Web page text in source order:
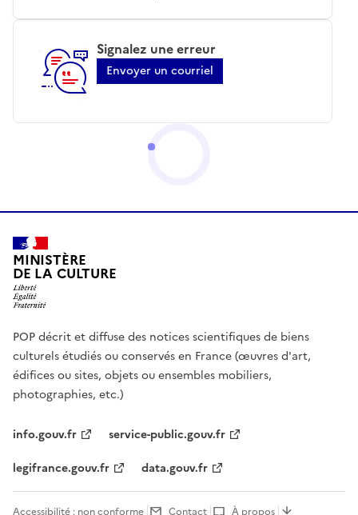
Signalez une erreur
Envoyer un courriel
MINISTÈRE
DE LA CULTURE
POP décrit et diffuse des notices scientifiques de biens
culturels étudiés ou conservés en France (œuvres d'art,
édifices ou sites, objets ou ensembles mobiliers,
photographies, etc.)
info.gouv.fr
service-public.gouv.fr
legifrance.gouv.fr
data.gouv.fr
Accessibilité : non conforme Contact À propos